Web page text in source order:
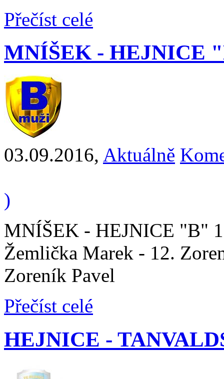
Přečíst celé
MNÍŠEK - HEJNICE
03.09.2016, Aktuálně
)
MNÍŠEK - HEJNICE "B"
Žemlička Marek - 12.
Zoreník Pavel
Přečíst celé
HEJNICE -